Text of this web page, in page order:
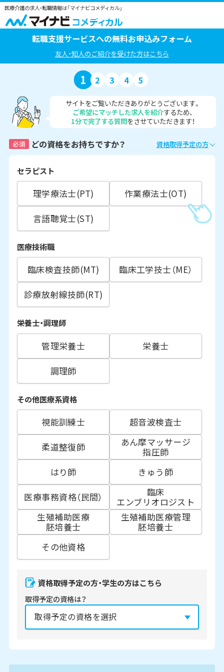
医療介護の求人・転職情報は「マイナビコメディカル」
転職支援サービスへの無料お申込みフォーム
友人・知人のご紹介を受けた方はこちら
1 2 3 4 5
サイトをご覧いただきありがとうございます。
ご希望にマッチした求人を紹介するため、
1分で完了する質問をさせていただきます！
必須 どの資格をお持ちですか？ 資格取得予定の方
セラピスト
理学療法士(PT)
作業療法士(OT)
言語聴覚士(ST)
医療技術職
臨床検査技師(MT)
臨床工学技士（ME）
診療放射線技師(RT)
栄養士・調理師
管理栄養士
栄養士
調理師
その他医療系資格
視能訓練士
超音波検査士
柔道整復師
あん摩マッサージ
指圧師
はり師
きゅう師
医療事務資格（民間）
臨床
エンブリオロジスト
生殖補助医療
胚培養士
生殖補助医療管理
胚培養士
その他資格
資格取得予定の方・学生の方はこちら
取得予定の資格は？
2027年 2028年 2029年 3月